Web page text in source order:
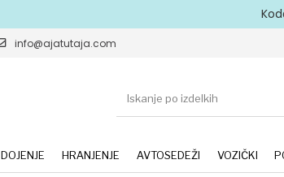
info@ajatutaja.com
DOJENJE HRANJENJE AVTOSEDEŽI VOZIČKI